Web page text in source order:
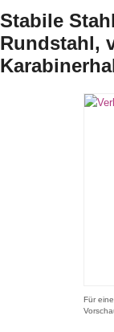
Stabile
Rundstahl,
Für